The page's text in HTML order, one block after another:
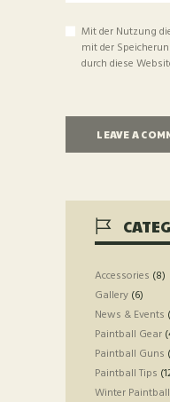
Mit der Nutzung
mit der
durch diese
Accessories (8)
Gallery (6)
News & Events
Paintball Gear
Paintball Guns
Paintball Tips
Winter Paintball